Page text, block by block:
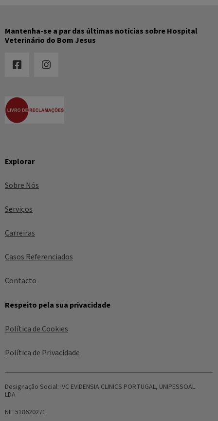
Explorar
Sobre Nós
Serviços
Carreiras
Casos Referenciados
Contacto
Respeito pela sua privacidade
Política de Cookies
Política de Privacidade
Mantenha-se a par das últimas notícias sobre Hospital
Veterinário do Bom Jesus
Designação Social: IVC EVIDENSIA CLINICS PORTUGAL, UNIPESSOAL
LDA
NIF 518620271